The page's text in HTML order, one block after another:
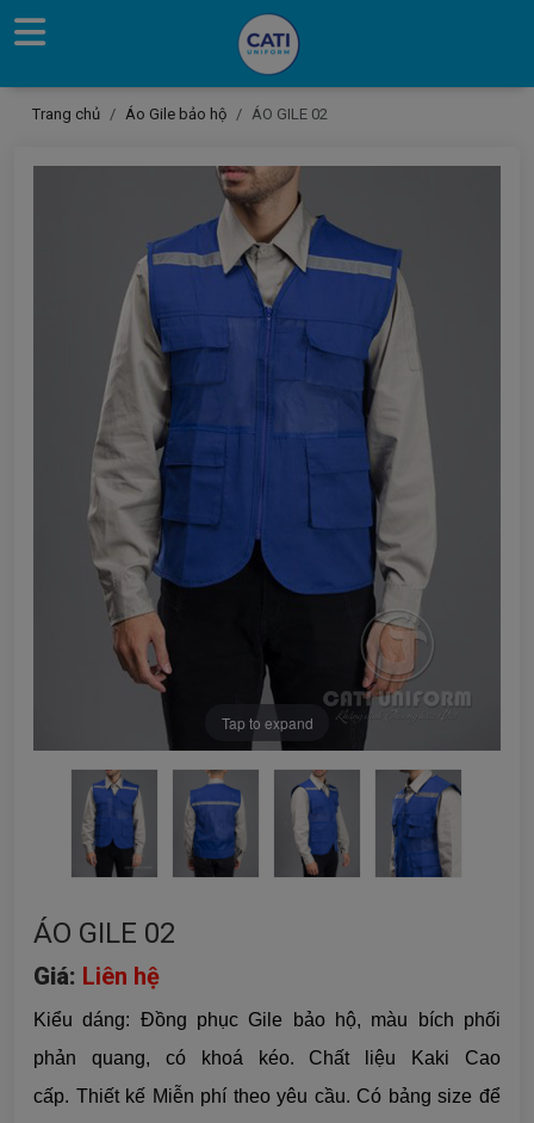
Trang chủ Áo Gile bảo hộ ÁO GILE 02
Tap to expand
ÁO GILE 02
Giá: Liên hệ
Kiểu dáng: Đồng phục Gile bảo hộ, màu bích phối
phản quang, có khoá kéo. Chất liệu Kaki Cao
cấp. Thiết kế Miễn phí theo yêu cầu. Có bảng size để